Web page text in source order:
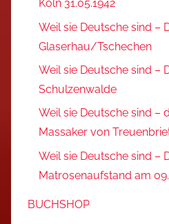
Köln 31.05.1942
Weil sie Deutsche sind –
Glaserhau/Tschechen
Weil sie Deutsche sind –
Schulzenwalde
Weil sie Deutsche sind –
Massaker von
Weil sie Deutsche sind –
Matrosenaufstand am
BUCHSHOP